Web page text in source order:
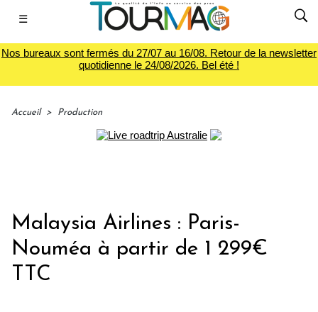
☰
Nos bureaux sont fermés du 27/07 au 16/08. Retour de la newsletter
quotidienne le 24/08/2026. Bel été !
Accueil > Production
Malaysia Airlines : Paris-
Nouméa à partir de 1 299€
TTC